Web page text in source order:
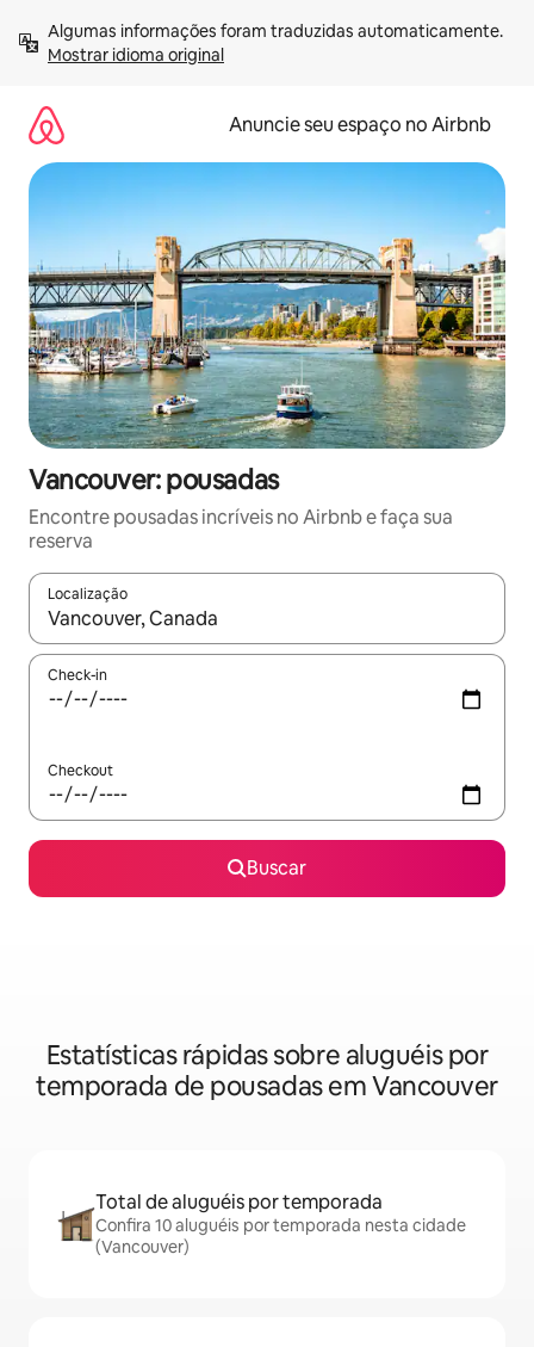
para
Mostrar idioma original
Anuncie seu espaço no Airbnb
Vancouver: pousadas
Encontre pousadas incríveis no Airbnb e faça sua
reserva
Localização
Quando os resultados estiverem disponíveis, explore-os
Check-in
Checkout
Buscar
Estatísticas rápidas sobre aluguéis por
temporada de pousadas em Vancouver
Total de aluguéis por temporada
Confira 10 aluguéis por temporada nesta cidade
(Vancouver)